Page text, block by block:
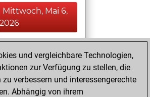
Mittwoch, Mai 6,
2026
You played 67
blitz games
Play
You scored +42
=4 -21 in blitz
und vergleichbare Technologien,
zur Verfügung zu stellen, die
verbessern und interessengerechte
Abhängig von ihrem